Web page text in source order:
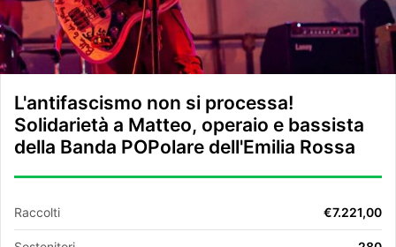
L'antifascismo non si processa!
Solidarietà a Matteo, operaio e bassista
della Banda POPolare dell'Emilia Rossa
Raccolti €7.221,00